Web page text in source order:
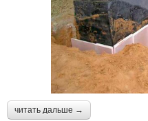
читать дальше →